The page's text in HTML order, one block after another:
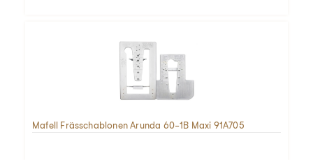
Mafell Frässchablonen Arunda 60-1B Maxi 91A705